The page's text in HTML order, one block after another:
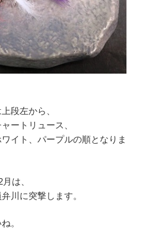
段左から、
ートリュース、
イト、パープルの順となりま
は、
川に突撃します。
。